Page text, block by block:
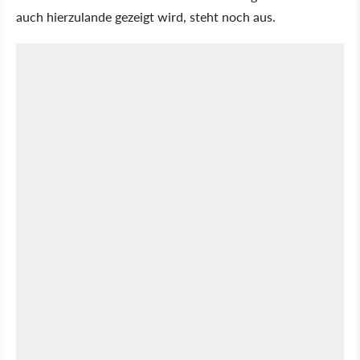
auch hierzulande gezeigt wird, steht noch aus.